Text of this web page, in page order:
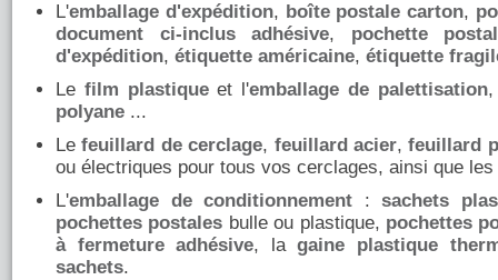
L'emballage d'expédition, boîte postale carton,
document ci-inclus adhésive, pochette
d'expédition, étiquette américaine, étiquette
Le film plastiqueet l'emballage de palettisation
polyane ...
Lefeuillard de cerclage, feuillard acier,feuillard
ou électriques pour tous vos cerclages, ainsi que les
L'emballage de conditionnement :sachets
pochettes postales bulle ou plastique, pochettes
à fermeture adhésive, lagaine plastique
sachets.